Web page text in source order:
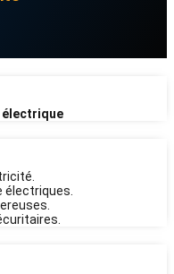
électrique
électriques.